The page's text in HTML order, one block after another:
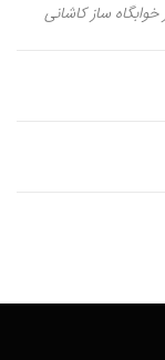
ساز کاشانی